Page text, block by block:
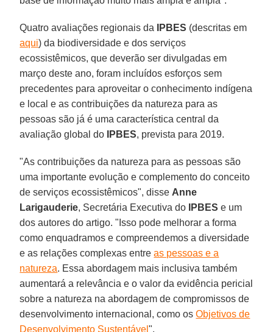
Quatro avaliações regionais da IPBES (descritas em
aqui) da biodiversidade e dos serviços
ecossistêmicos, que deverão ser divulgadas em
março deste ano, foram incluídos esforços sem
precedentes para aproveitar o conhecimento indígena
e local e as contribuições da natureza para as
pessoas são já é uma característica central da
avaliação global do
IPBES, prevista para 2019.
"As contribuições da natureza para as pessoas são
uma importante evolução e complemento do conceito
de serviços ecossistêmicos", disse Anne
Larigauderie, Secretária Executiva do IPBES e um
dos autores do artigo. "Isso pode melhorar a forma
como enquadramos e compreendemos a diversidade
e as relações complexas entreas pessoas e a
natureza. Essa abordagem mais inclusiva também
aumentará a relevância e o valor da evidência pericial
sobre a natureza na abordagem de compromissos de
desenvolvimento internacional, como osObjetivos de
Desenvolvimento Sustentável".